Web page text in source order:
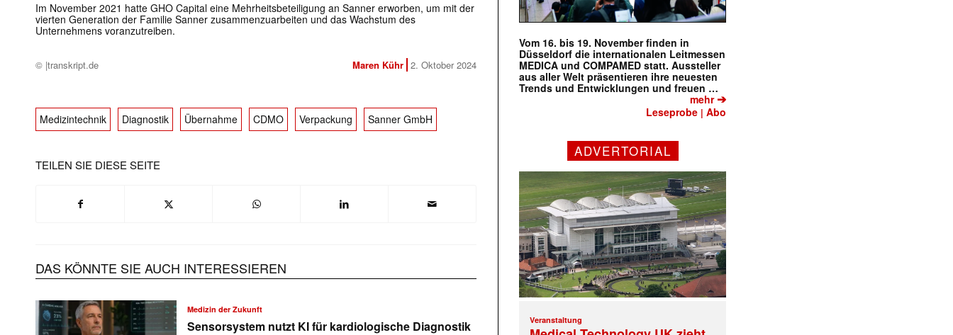
Im November 2021 hatte GHO Capital eine Mehrheitsbeteiligung an Sanner erworben, um mit der
vierten Generation der Familie Sanner zusammenzuarbeiten und das Wachstum des
Unternehmens voranzutreiben.
© |transkript.de Maren Kühr 2. Oktober 2024
Medizintechnik Diagnostik Übernahme CDMO Verpackung Sanner GmbH
TEILEN SIE DIESE SEITE
DAS KÖNNTE SIE AUCH INTERESSIEREN
Medizin der Zukunft
Sensorsystem nutzt KI für kardiologische Diagnostik
Vom 16. bis 19. November finden in
Düsseldorf die internationalen Leitmessen
MEDICA und COMPAMED statt. Aussteller
aus aller Welt präsentieren ihre neuesten
Trends und Entwicklungen und freuen …
mehr➔
Leseprobe |Abo
ADVERTORIAL
Veranstaltung